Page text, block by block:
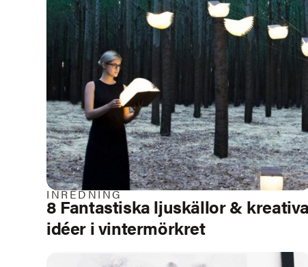
INREDNING
8 Fantastiska ljuskällor & kreativa
idéer i vintermörkret